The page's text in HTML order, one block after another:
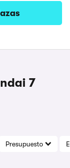
7
Presupuesto